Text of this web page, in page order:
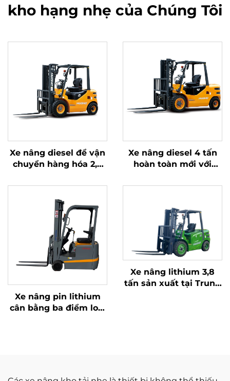
kho hạng nhẹ của Chúng Tôi
Xe nâng diesel để vận
chuyển hàng hóa 2,5
giản và dỡ hàng lên
đến độ cao 4 m
Xe nâng diesel 4 tấn
hoàn toàn mới với
Bản chất lượng cao
Xe nâng pin lithium
cân bằng ba điểm loại
Xe nâng lithium 3,8
tấn sản xuất tại Trung